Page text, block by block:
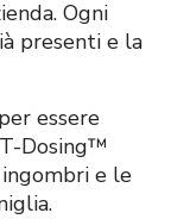
Ogni
presenti e la
essere
Dosing™
e le